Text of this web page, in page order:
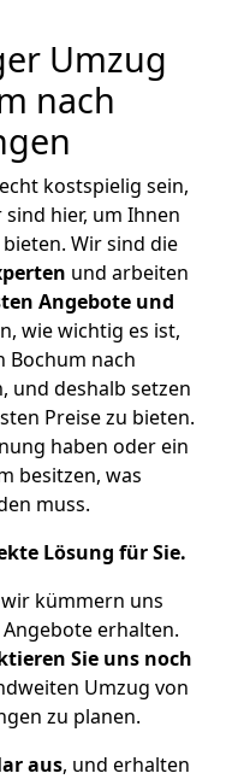
Umzug
nach
kostspielig sein,
hier, um Ihnen
Wir sind die
und arbeiten
Angebote und
wie wichtig es ist,
Bochum nach
und deshalb setzen
Preise zu bieten.
haben oder ein
besitzen, was
muss.
Lösung für Sie.
wir kümmern uns
erhalten.
Sie uns noch
Umzug von
zu planen.
aus, und erhalten